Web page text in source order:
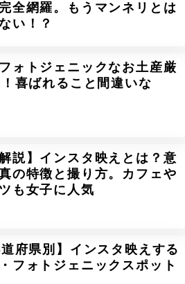
全網羅。もうマンネリとは
い！？
ォトジェニックなお土産厳
喜ばれること間違いな
解説】インスタ映えとは？意
の特徴と撮り方。カフェや
も女子に人気
道府県別】インスタ映えする
フォトジェニックスポット